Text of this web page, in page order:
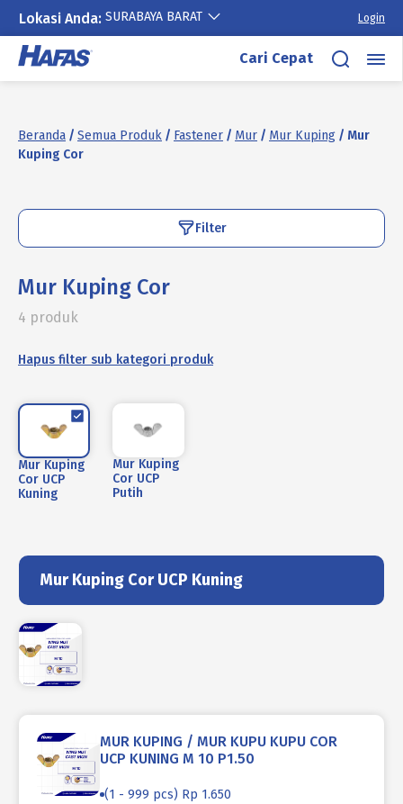
Lokasi Anda: SURABAYA BARAT Login
Lewati
konten
Cari Cepat
Beranda / Semua Produk / Fastener / Mur / Mur Kuping / Mur
Kuping Cor
Filter
Mur Kuping Cor
4 produk
Hapus filter sub kategori produk
Mur Kuping
Cor UCP
Kuning
Mur Kuping
Cor UCP
Putih
Mur Kuping Cor UCP Kuning
MUR KUPING / MUR KUPU KUPU COR
UCP KUNING M 10 P1.50
(1 - 999 pcs) Rp 1.650